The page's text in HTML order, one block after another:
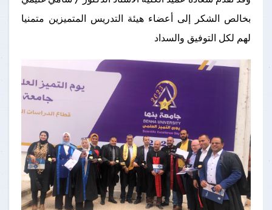
بخالص الشكر إلى أعضاء هيئة التدريس المتميزين متمنيا
لهم لكل التوفيق والسداد